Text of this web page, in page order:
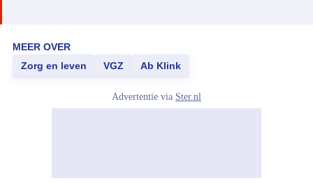
MEER OVER
Zorg en leven
VGZ Ab Klink
Advertentie via Ster.nl